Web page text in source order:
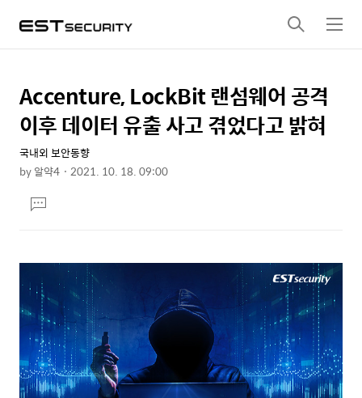
검
색
메
뉴
상
세
텐
본
문
제
목
Accenture, LockBit 랜섬웨어 공격
이후 데이터 유출 사고 겪었다고 밝혀
국내외 보안동향
by알약4 2021. 10. 18. 09:00
문댓
글